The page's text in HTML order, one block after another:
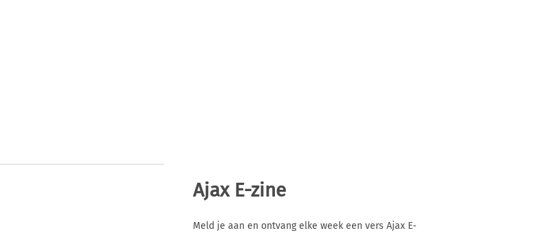
Ajax E-zine
Meld je aan en ontvang elke week een vers Ajax E-